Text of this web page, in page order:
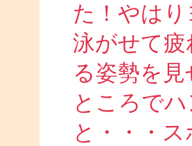
た！やは
泳がせて
る姿勢を
ところで
と・・・